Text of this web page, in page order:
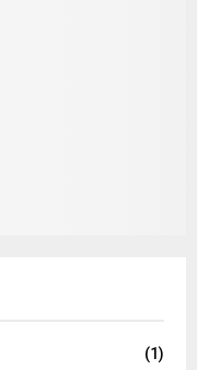
(1)